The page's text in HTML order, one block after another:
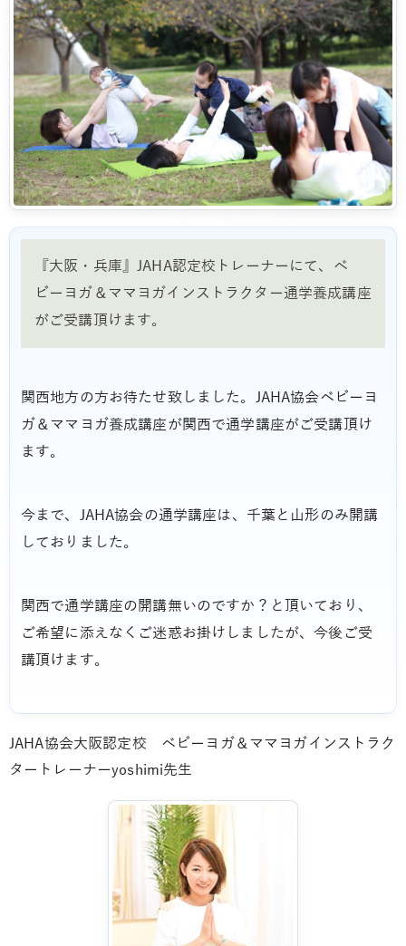
『大阪・兵庫』JAHA認定校トレーナーにて、ベ
ビーヨガ＆ママヨガインストラクター通学養成講座
がご受講頂けます。
関西地方の方お待たせ致しました。JAHA協会ベビーヨ
ガ＆ママヨガ養成講座が関西で通学講座がご受講頂け
ます。
今まで、JAHA協会の通学講座は、千葉と山形のみ開講
しておりました。
関西で通学講座の開講無いのですか？と頂いており、
ご希望に添えなくご迷惑お掛けしましたが、今後ご受
講頂けます。
JAHA協会大阪認定校 ベビーヨガ＆ママヨガインストラク
タートレーナーyoshimi先生